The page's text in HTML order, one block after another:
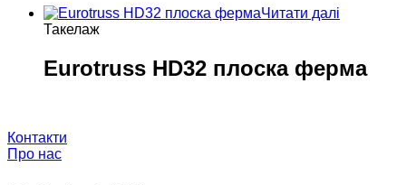
Читати далі
Такелаж
Eurotruss HD32 плоска ферма
Контакти
Про нас